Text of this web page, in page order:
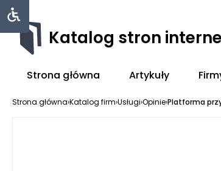
Katalog stron
Strona główna Artykuły
Strona główna›Katalog firm›Usługi›Opinie›Platforma